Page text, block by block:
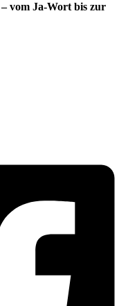
vom Ja-Wort bis zur